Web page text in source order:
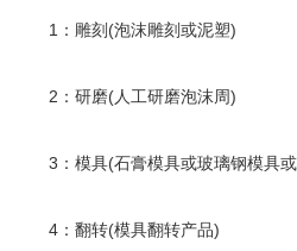
1：雕刻(泡沫雕刻或泥塑)
2：研磨(人工研磨泡沫周)
3：模具(石膏模具或玻璃钢模具
4：翻转(模具翻转产品)